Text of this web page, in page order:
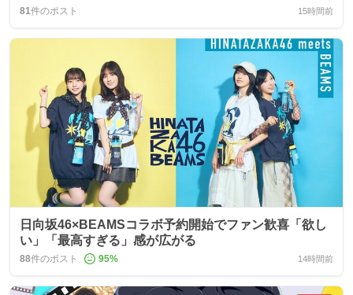
81件のポスト 15時間前
日向坂46×BEAMSコラボ予約開始でファン歓喜「欲し
い」「最高すぎる」感が広がる
88件のポスト 95% 14時間前